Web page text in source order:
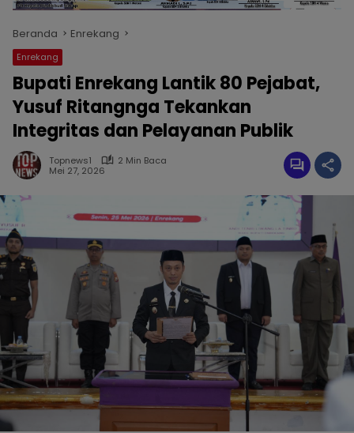
Beranda Enrekang
Enrekang
Bupati Enrekang Lantik 80 Pejabat,
Yusuf Ritangnga Tekankan
Integritas dan Pelayanan Publik
Topnews1
2 Min Baca
Mei 27, 2026